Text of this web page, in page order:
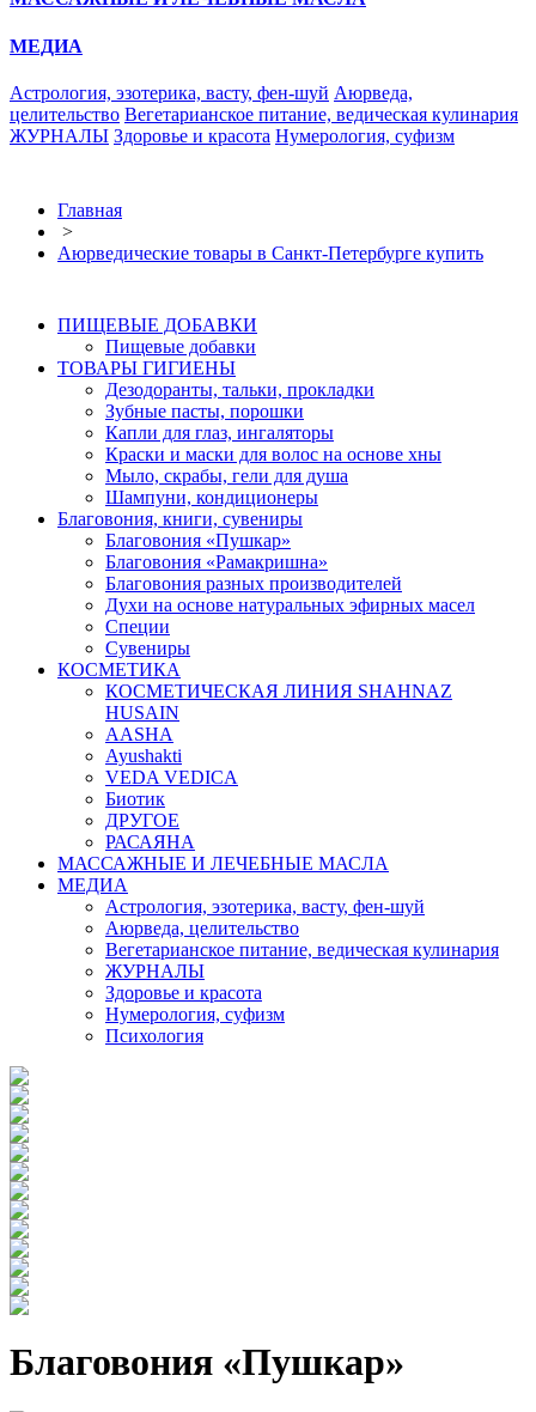
МЕДИА
Астрология, эзотерика, васту, фен-шуй Аюрведа,
целительство Вегетарианское питание, ведическая кулинария
ЖУРНАЛЫ Здоровье и красота Нумерология, суфизм
Главная
>
Аюрведические товары в Санкт-Петербурге купить
ПИЩЕВЫЕ ДОБАВКИ
Пищевые добавки
ТОВАРЫ ГИГИЕНЫ
Дезодоранты, тальки, прокладки
Зубные пасты, порошки
Капли для глаз, ингаляторы
Краски и маски для волос на основе хны
Мыло, скрабы, гели для душа
Шампуни, кондиционеры
Благовония, книги, сувениры
Благовония «Пушкар»
Благовония «Рамакришна»
Благовония разных производителей
Духи на основе натуральных эфирных масел
Специи
Сувениры
КОСМЕТИКА
КОСМЕТИЧЕСКАЯ ЛИНИЯ SHAHNAZ
HUSAIN
AASHA
Ayushakti
VEDA VEDICA
Биотик
ДРУГОЕ
РАСАЯНА
МАССАЖНЫЕ И ЛЕЧЕБНЫЕ МАСЛА
МЕДИА
Астрология, эзотерика, васту, фен-шуй
Аюрведа, целительство
Вегетарианское питание, ведическая кулинария
ЖУРНАЛЫ
Здоровье и красота
Нумерология, суфизм
Психология
Благовония «Пушкар»